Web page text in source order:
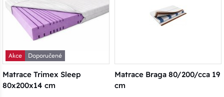
Akce
Doporučené
Matrace Trimex Sleep
80x200x14 cm
Matrace Braga 80/200/cca 19
cm